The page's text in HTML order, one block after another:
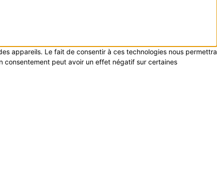
appareils. Le fait de consentir à ces technologies nous permettra
consentement peut avoir un effet négatif sur certaines